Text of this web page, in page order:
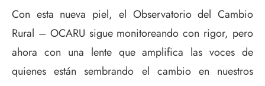
Con esta nueva piel, el Observatorio del Cambio
Rural – OCARU sigue monitoreando con rigor, pero
ahora con una lente que amplifica las voces de
quienes están sembrando el cambio en nuestros